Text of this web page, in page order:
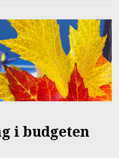
i budgeten